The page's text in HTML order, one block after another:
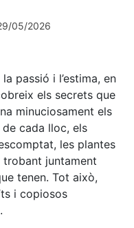
05/2026
passió i l’estima, en
els secrets que
minuciosament els
cada lloc, els
les plantes
trobant juntament
tenen. Tot això,
i copiosos